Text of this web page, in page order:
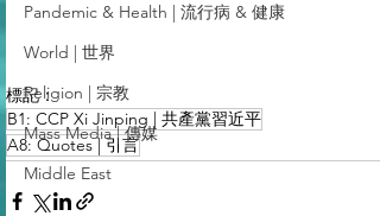
Pandemic & Health | 流行病 & 健康
World | 世界
Religion | 宗教
Mass Media | 傳媒
Middle East
標記：
B1: CCP Xi Jinping | 共產黨習近平
A8: Quotes | 引言